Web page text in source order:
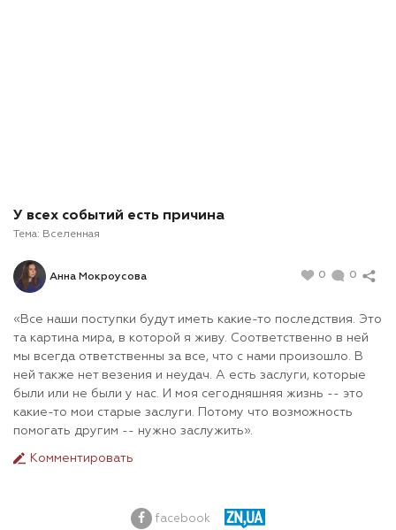
У всех событий есть причина
Тема: Вселенная
Анна Мокроусова 0 0
«Все наши поступки будут иметь какие-то последствия. Это
та картина мира, в которой я живу. Соответственно в ней
мы всегда ответственны за все, что с нами произошло. В
ней также нет везения и неудач. А есть заслуги, которые
были или не были у нас. И моя сегодняшняя жизнь -- это
какие-то мои старые заслуги. Потому что возможность
помогать другим -- нужно заслужить».
Комментировать
facebook